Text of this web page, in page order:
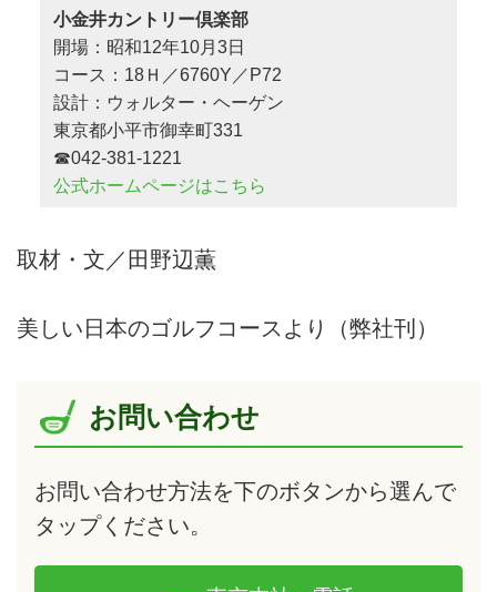
小金井カントリー倶楽部
開場：昭和12年10月3日
コース：18Ｈ／6760Y／P72
設計：ウォルター・ヘーゲン
東京都小平市御幸町331
☎042-381-1221
公式ホームページはこちら
取材・文／田野辺薫
美しい日本のゴルフコースより（弊社刊）
お問い合わせ
お問い合わせ方法を下のボタンから選んで
タップください。